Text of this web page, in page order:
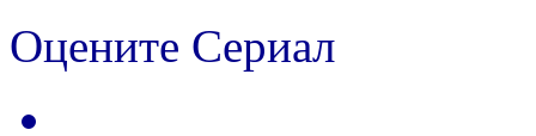
Оцените Сериал